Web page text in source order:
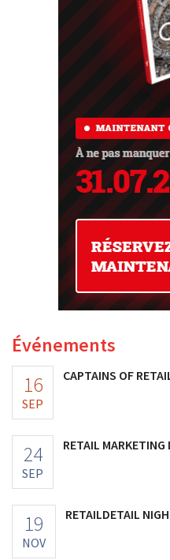
Événements
16
SEP
CAPTAINS OF
24
SEP
RETAIL MARKETING
19
NOV
RETAILDETAIL